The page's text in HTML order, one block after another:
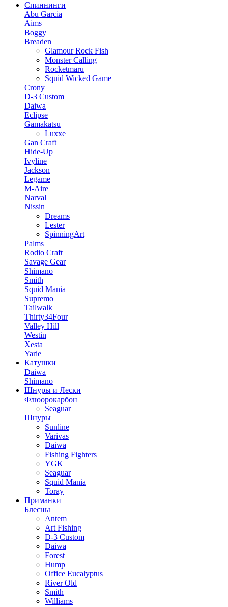
Спиннинги
Abu Garcia
Aims
Boggy
Breaden
Glamour Rock Fish
Monster Calling
Rocketmaru
Squid Wicked Game
Crony
D-3 Custom
Daiwa
Eclipse
Gamakatsu
Luxxe
Gan Craft
Hide-Up
Ivyline
Jackson
Legame
M-Aire
Narval
Nissin
Dreams
Lester
SpinningArt
Palms
Rodio Craft
Savage Gear
Shimano
Smith
Squid Mania
Supremo
Tailwalk
Thirty34Four
Valley Hill
Westin
Xesta
Yarie
Катушки
Daiwa
Shimano
Шнуры и Лески
Флюорокарбон
Seaguar
Шнуры
Sunline
Varivas
Daiwa
Fishing Fighters
YGK
Seaguar
Squid Mania
Toray
Приманки
Блесны
Antem
Art Fishing
D-3 Custom
Daiwa
Forest
Hump
Office Eucalyptus
River Old
Smith
Williams